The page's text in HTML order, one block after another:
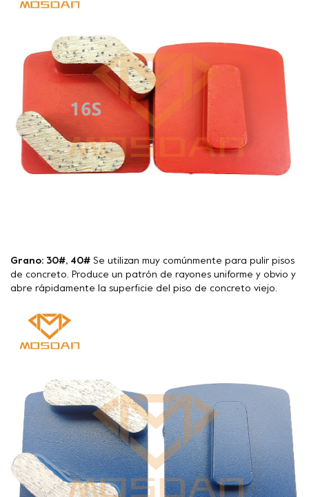
Grano: 30#, 40# Se utilizan muy comúnmente para pulir pisos
de concreto. Produce un patrón de rayones uniforme y obvio y
abre rápidamente la superficie del piso de concreto viejo.